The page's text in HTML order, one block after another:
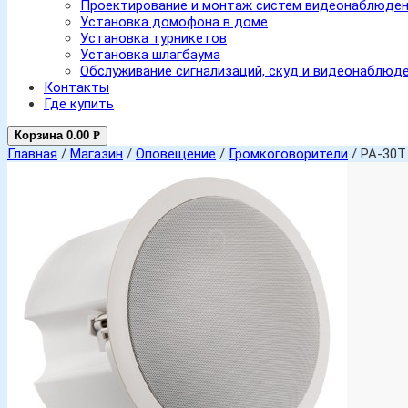
Проектирование и монтаж систем
Установка домофона в доме
Установка турникетов
Установка шлагбаума
Обслуживание сигнализаций, скуд и
Контакты
Где купить
Корзина 0.00 Р
Главная / Магазин / Оповещение / Громкоговорители / PA-30T